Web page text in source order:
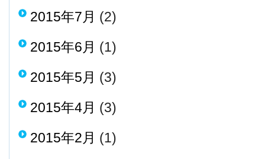
2015年7月 (2)
2015年6月 (1)
2015年5月 (3)
2015年4月 (3)
2015年2月 (1)